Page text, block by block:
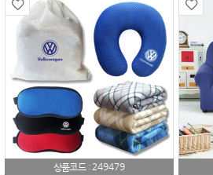
상품코드 :249479